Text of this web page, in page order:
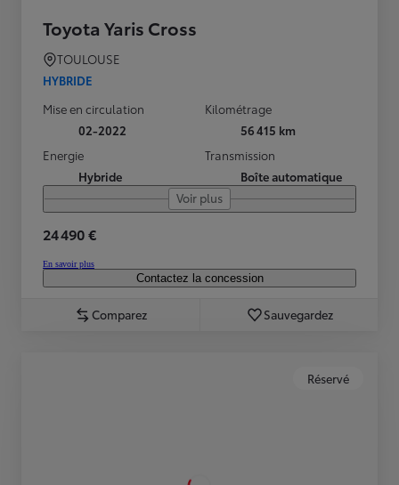
Toyota Yaris Cross
TOULOUSE
HYBRIDE
Mise en circulation
02-2022
Kilométrage
56 415 km
Energie
Hybride
Transmission
Boîte automatique
Voir plus
24 490 €
En savoir plus
Contactez la concession
Comparez Sauvegardez
Réservé